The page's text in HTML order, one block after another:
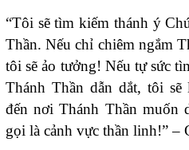
“Tôi sẽ tìm kiếm thánh ý
Thần. Nếu chỉ chiêm ngắm
tôi sẽ ảo tưởng! Nếu tự sức
Thánh Thần dẫn dắt, tôi
đến nơi Thánh Thần muốn
gọi là cảnh vực thần linh!”